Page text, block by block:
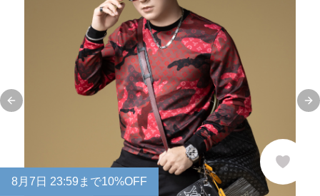
Previous slide
8月 7 日 23:59まで10%OFF